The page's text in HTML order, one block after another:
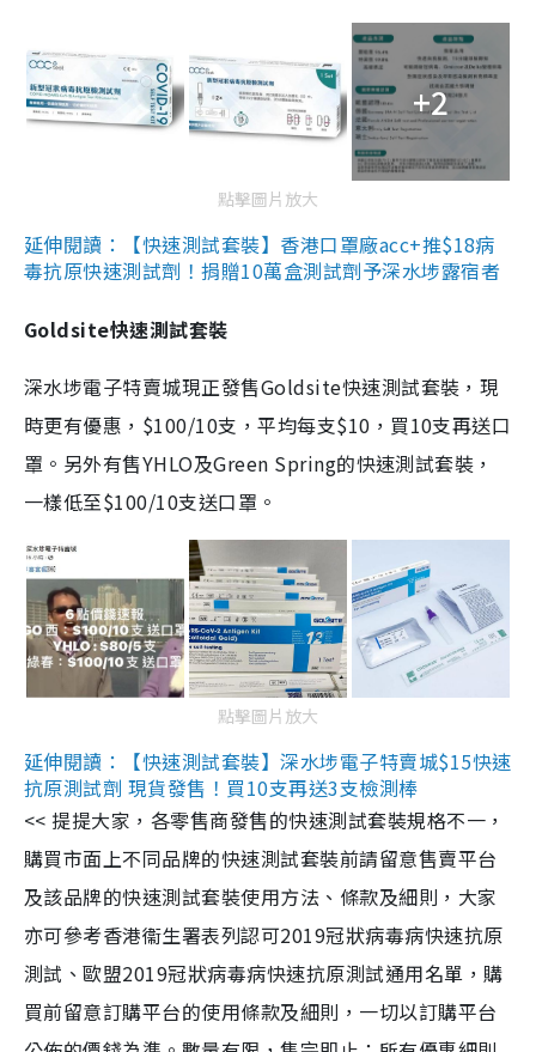
+2
點擊圖片放大
延伸閱讀：【快速測試套裝】香港口罩廠acc+推$18病
毒抗原快速測試劑！捐贈10萬盒測試劑予深水埗露宿者
Goldsite快速測試套裝
深水埗電子特賣城現正發售Goldsite快速測試套裝，現
時更有優惠，$100/10支，平均每支$10，買10支再送口
罩。另外有售YHLO及Green Spring的快速測試套裝，
一樣低至$100/10支送口罩。
點擊圖片放大
延伸閱讀：【快速測試套裝】深水埗電子特賣城$15快速
抗原測試劑 現貨發售！買10支再送3支檢測棒
<< 提提大家，各零售商發售的快速測試套裝規格不一，
購買市面上不同品牌的快速測試套裝前請留意售賣平台
及該品牌的快速測試套裝使用方法、條款及細則，大家
亦可參考香港衞生署表列認可2019冠狀病毒病快速抗原
測試、歐盟2019冠狀病毒病快速抗原測試通用名單，購
買前留意訂購平台的使用條款及細則，一切以訂購平台